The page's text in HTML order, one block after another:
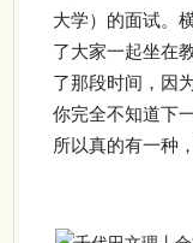
大学）的面试。
了大家一起坐在
了那段时间，因
你完全不知道下
所以真的有一种